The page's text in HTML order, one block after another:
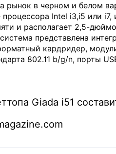
рынок в черном и белом
процессора Intel i3,i5 или
и располагает 2,5-
представлена
кардридер,
802.11 b/g/n, порты
Giada i51